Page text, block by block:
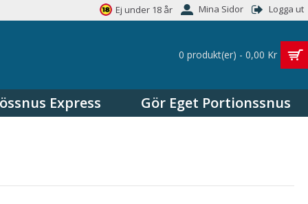
Ej under 18 år Mina Sidor Logga ut
0 produkt(er) - 0,00 Kr
Express Gör Eget Portionssnus